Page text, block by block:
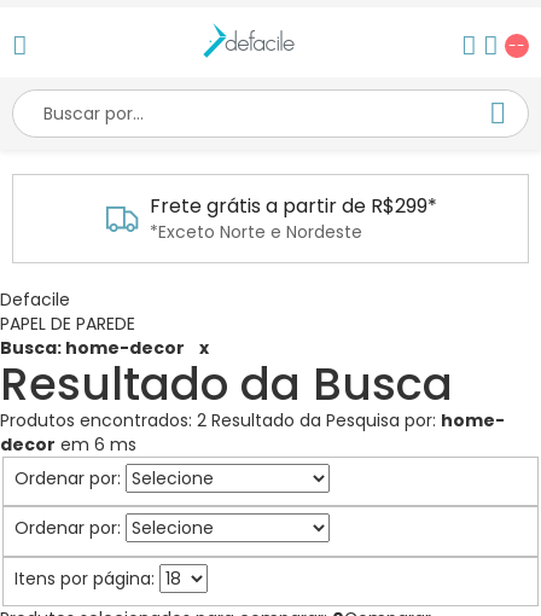
--
Frete grátis a partir de R$299*
*Exceto Norte e Nordeste
Defacile
PAPEL DE PAREDE
Busca: home-decor
x
Resultado da Busca
Produtos encontrados: 2 Resultado da Pesquisa por: home-
decor em 6 ms
Ordenar por:
Ordenar por:
Itens por página: